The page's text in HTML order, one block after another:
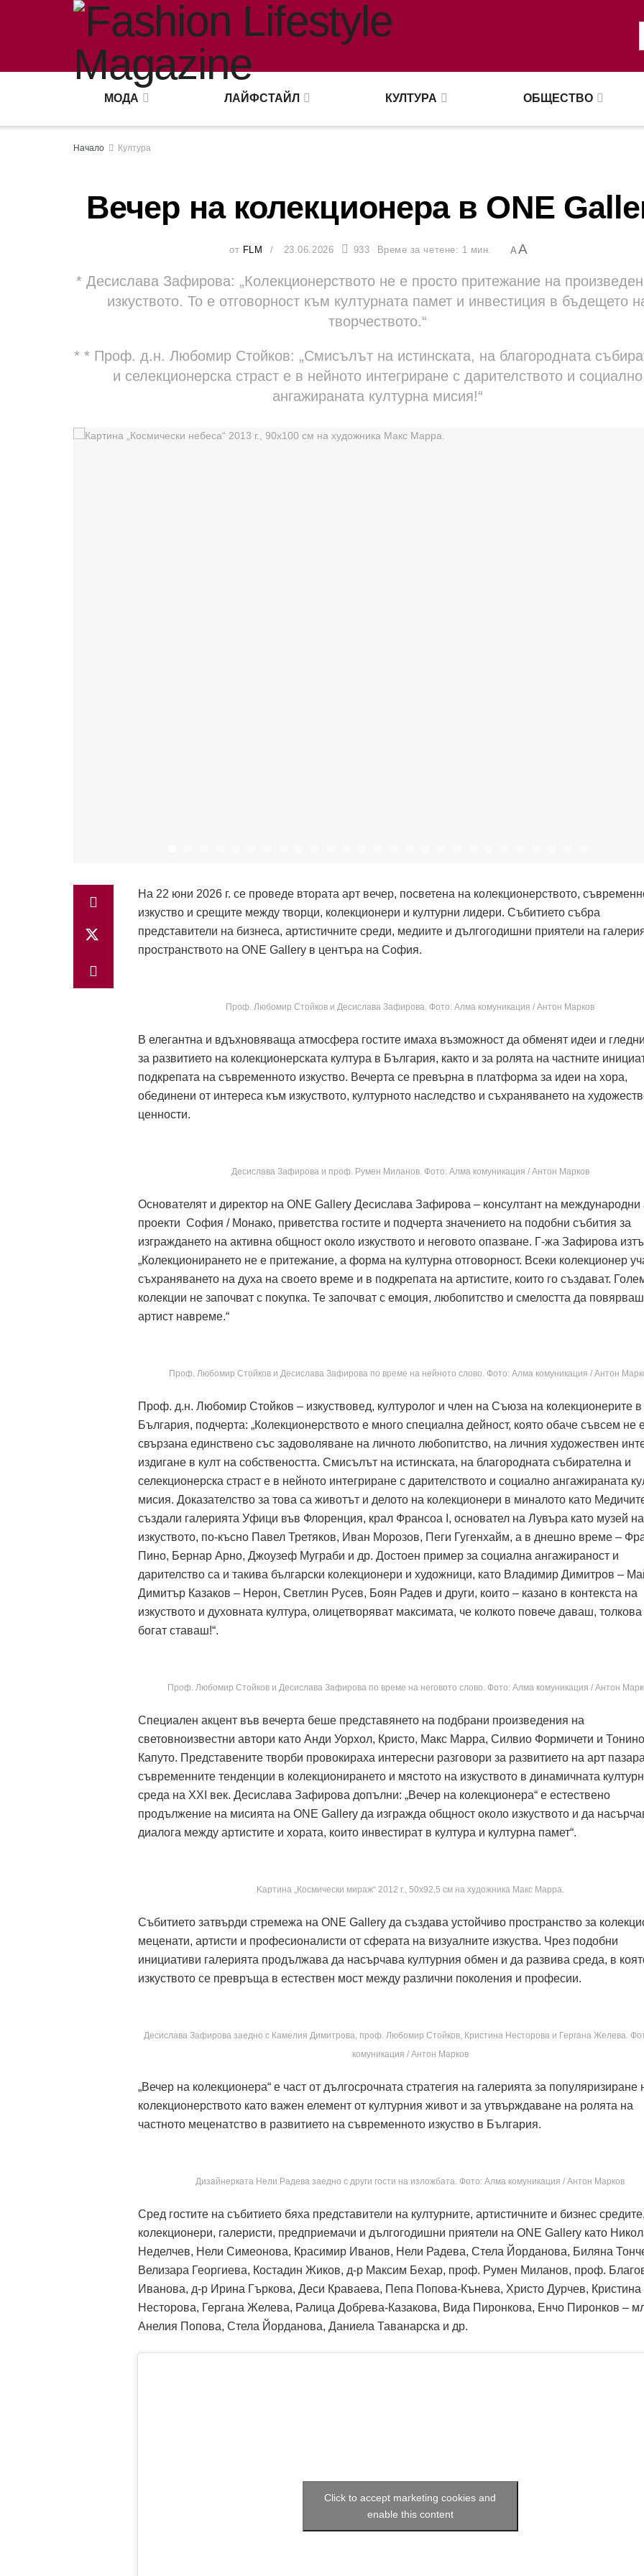
МОДА ЛАЙФСТАЙЛ КУЛТУРА ОБЩЕСТВО
Начало Култура
Вечер на колекционера в ONE
от FLM 23.06.2026 933 Време за четене: 1 мин. AA
* Десислава Зафирова: „Колекционерството не е просто притежание на
изкуството. То е отговорност към културната памет и инвестиция в бъдещето
творчеството.“
* * Проф. д.н. Любомир Стойков: „Смисълът на истинската, на благородната
и селекционерска страст е в нейното интегриране с дарителството и социално
ангажираната културна мисия!“
На 22 юни 2026 г. се проведе втората арт вечер, посветена на колекционерството,
изкуство и срещите между творци, колекционери и културни лидери. Събитието събра
представители на бизнеса, артистичните среди, медиите и дългогодишни приятели на
пространството на ONE Gallery в центъра на София.
Проф. Любомир Стойков и Десислава Зафирова. Фото: Алма комуникация / Антон Марков
В елегантна и вдъхновяваща атмосфера гостите имаха възможност да обменят идеи и
за развитието на колекционерската култура в България, както и за ролята на частните
подкрепата на съвременното изкуство. Вечерта се превърна в платформа за идеи на хора,
обединени от интереса към изкуството, културното наследство и съхраняването на
ценности.
Десислава Зафирова и проф. Румен Миланов. Фото: Алма комуникация / Антон Марков
Основателят и директор на ONE Gallery Десислава Зафирова – консултант на международни
проекти София / Монако, приветства гостите и подчерта значението на подобни събития за
изграждането на активна общност около изкуството и неговото опазване. Г-жа Зафирова
„Колекционирането не е притежание, а форма на културна отговорност. Всеки колекционер
съхраняването на духа на своето време и в подкрепата на артистите, които го създават.
колекции не започват с покупка. Те започват с емоция, любопитство и смелостта да
артист навреме.“
Проф. Любомир Стойков и Десислава Зафирова по време на нейното слово. Фото: Алма комуникация / Антон
Проф. д.н. Любомир Стойков – изкуствовед, културолог и член на Съюза на колекционерите в
България, подчерта: „Колекционерството е много специална дейност, която обаче съвсем не
свързана единствено със задоволяване на личното любопитство, на личния художествен
издигане в култ на собствеността. Смисълът на истинската, на благородната събирателна и
селекционерска страст е в нейното интегриране с дарителството и социално ангажираната
мисия. Доказателство за това са животът и делото на колекционери в миналото като
създали галерията Уфици във Флоренция, крал Франсоа І, основател на Лувъра като музей на
изкуството, по-късно Павел Третяков, Иван Морозов, Пеги Гугенхайм, а в днешно време –
Пино, Бернар Арно, Джоузеф Муграби и др. Достоен пример за социална ангажираност и
дарителство са и такива български колекционери и художници, като Владимир Димитров –
Димитър Казаков – Нерон, Светлин Русев, Боян Радев и други, които – казано в контекста на
изкуството и духовната култура, олицетворяват максимата, че колкото повече даваш,
богат ставаш!“.
Проф. Любомир Стойков и Десислава Зафирова по време на неговото слово. Фото: Алма комуникация / Антон
Специален акцент във вечерта беше представянето на подбрани произведения на
световноизвестни автори като Анди Уорхол, Кристо, Макс Марра, Силвио Формичети и Тонино
Капуто. Представените творби провокираха интересни разговори за развитието на арт
съвременните тенденции в колекционирането и мястото на изкуството в динамичната
среда на XXI век. Десислава Зафирова допълни: „Вечер на колекционера“ е естествено
продължение на мисията на ONE Gallery да изгражда общност около изкуството и да
диалога между артистите и хората, които инвестират в култура и културна памет“.
Kартина „Космически мираж“ 2012 г., 50х92,5 см на художника Макс Марра.
Събитието затвърди стремежа на ONE Gallery да създава устойчиво пространство за
меценати, артисти и професионалисти от сферата на визуалните изкуства. Чрез подобни
инициативи галерията продължава да насърчава културния обмен и да развива среда, в
изкуството се превръща в естествен мост между различни поколения и професии.
Десислава Зафирова заедно с Камелия Димитрова, проф. Любомир Стойков, Кристина Несторова и Гергана Желева.
комуникация / Антон Марков
„Вечер на колекционера“ е част от дългосрочната стратегия на галерията за популяризиране
колекционерството като важен елемент от културния живот и за утвърждаване на ролята на
частното меценатство в развитието на съвременното изкуство в България.
Дизайнерката Нели Радева заедно с други гости на изложбата. Фото: Алма комуникация / Антон Марков
Сред гостите на събитието бяха представители на културните, артистичните и бизнес средите,
колекционери, галеристи, предприемачи и дългогодишни приятели на ONE Gallery като
Неделчев, Нели Симеонова, Красимир Иванов, Нели Радева, Стела Йорданова, Биляна
Велизара Георгиева, Костадин Жиков, д-р Максим Бехар, проф. Румен Миланов, проф.
Иванова, д-р Ирина Гъркова, Деси Краваева, Пепа Попова-Кънева, Христо Дурчев, Кристина
Несторова, Гергана Желева, Ралица Добрева-Казакова, Вида Пиронкова, Енчо Пиронков –
Анелия Попова, Стела Йорданова, Даниела Таванарска и др.
Click to accept marketing cookies and
enable this content